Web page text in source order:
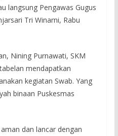
langsung Pengawas Gugus
Tri Winarni, Rabu
Nining Purnawati, SKM
mendapatkan
kegiatan Swab. Yang
binaan Puskesmas
dan lancar dengan